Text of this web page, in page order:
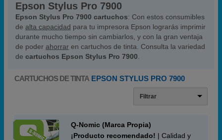
Epson Stylus Pro 7900
Epson Stylus Pro 7900 cartuchos: Con estos consumibles
de alta capacidad para tu impresora Epson lograrás imprimir
durante mucho tiempo sin cambiarlos, y con la gran ventaja
de poder ahorrar en cartuchos de tinta. Consulta la variedad
de cartuchos Epson Stylus Pro 7900
CARTUCHOS DE TINTA EPSON STYLUS PRO 7900
Filtrar
Q-Nomic (Marca Propia)
¡Producto recomendado! | Calidad y